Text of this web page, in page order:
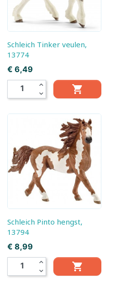
Schleich Tinker veulen,
13774
Prijs
€ 6,49
expand_less
expand_more

Schleich Pinto hengst,
13794
Prijs
€ 8,99
expand_less
expand_more
